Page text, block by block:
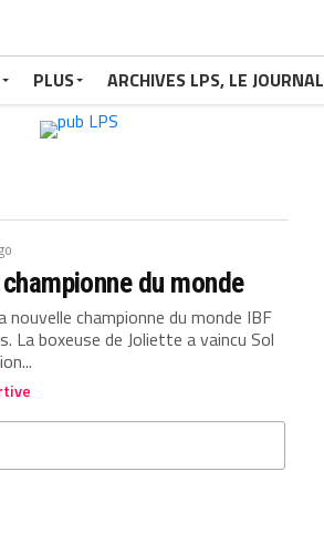
PLUS ARCHIVES LPS, LE JOURNAL
du monde
nouvelle championne du monde IBF
La boxeuse de Joliette a vaincu Sol